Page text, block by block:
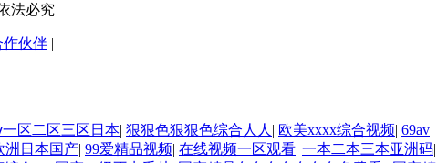
法必究
作伙伴|
区二区三区日本| 狠狠色狠狠色综合人人 | 欧美xxxx综合视频| 69av
洲日本国产| 99爱精品视频| 在线视频一区观看| 一本二本三本亚洲码|